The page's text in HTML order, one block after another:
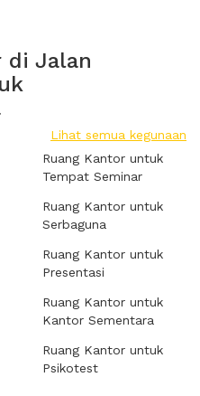
di Jalan
Lihat semua kegunaan
Ruang Kantor untuk
Tempat Seminar
Ruang Kantor untuk
Serbaguna
Ruang Kantor untuk
Presentasi
Ruang Kantor untuk
Kantor Sementara
Ruang Kantor untuk
Psikotest